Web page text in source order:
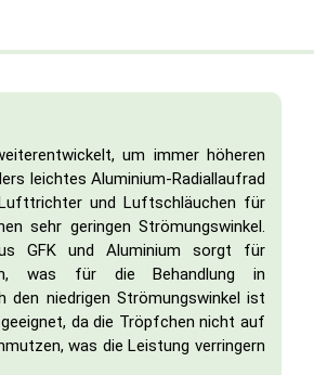
um immer höheren
leichtes Aluminium-Radiallaufrad
und Luftschläuchen für
sehr geringen Strömungswinkel.
GFK und Aluminium sorgt für
was für die Behandlung in
den niedrigen Strömungswinkel ist
da die Tröpfchen nicht auf
was die Leistung verringern